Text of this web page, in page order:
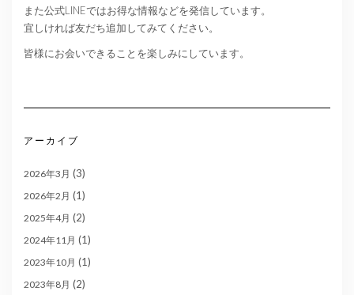
また公式LINEではお得な情報などを発信しています。
宜しければ友だち追加してみてください。
皆様にお会いできることを楽しみにしています。
アーカイブ
2026年3月 (3)
2026年2月 (1)
2025年4月 (2)
2024年11月 (1)
2023年10月 (1)
2023年8月 (2)